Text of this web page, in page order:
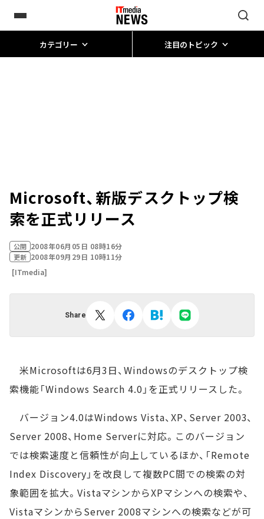
カテゴリー 注目のトピック
Microsoft、新版デスクトップ検
索を正式リリース
公開 2008年06月05日 08時16分
更新 2008年09月29日 10時11分
[ITmedia]
Share
米Microsoftは6月3日、Windowsのデスクトップ検
索機能「Windows Search 4.0」を正式リリースした。
バージョン4.0はWindows Vista、XP、Server 2003、
Server 2008、Home Serverに対応。このバージョン
では検索速度と信頼性が向上しているほか、「Remote
Index Discovery」を改良して複数PC間での検索の対
象範囲を拡大。VistaマシンからXPマシンへの検索や、
VistaマシンからServer 2008マシンへの検索などが可